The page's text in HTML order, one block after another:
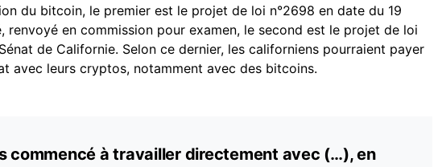
du bitcoin, le premier est le projet de loi n°2698 en date du 19
renvoyé en commission pour examen, le second est le projet de loi
de Californie. Selon ce dernier, les californiens pourraient payer
avec leurs cryptos, notamment avec des bitcoins.
commencé à travailler directement avec (…), en